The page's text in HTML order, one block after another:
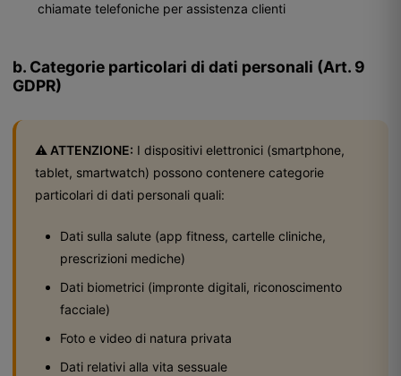
chiamate telefoniche per assistenza clienti
b. Categorie particolari di dati personali (Art. 9
GDPR)
⚠️ ATTENZIONE: I dispositivi elettronici (smartphone,
tablet, smartwatch) possono contenere categorie
particolari di dati personali quali:
Dati sulla salute (app fitness, cartelle cliniche,
prescrizioni mediche)
Dati biometrici (impronte digitali, riconoscimento
facciale)
Foto e video di natura privata
Dati relativi alla vita sessuale